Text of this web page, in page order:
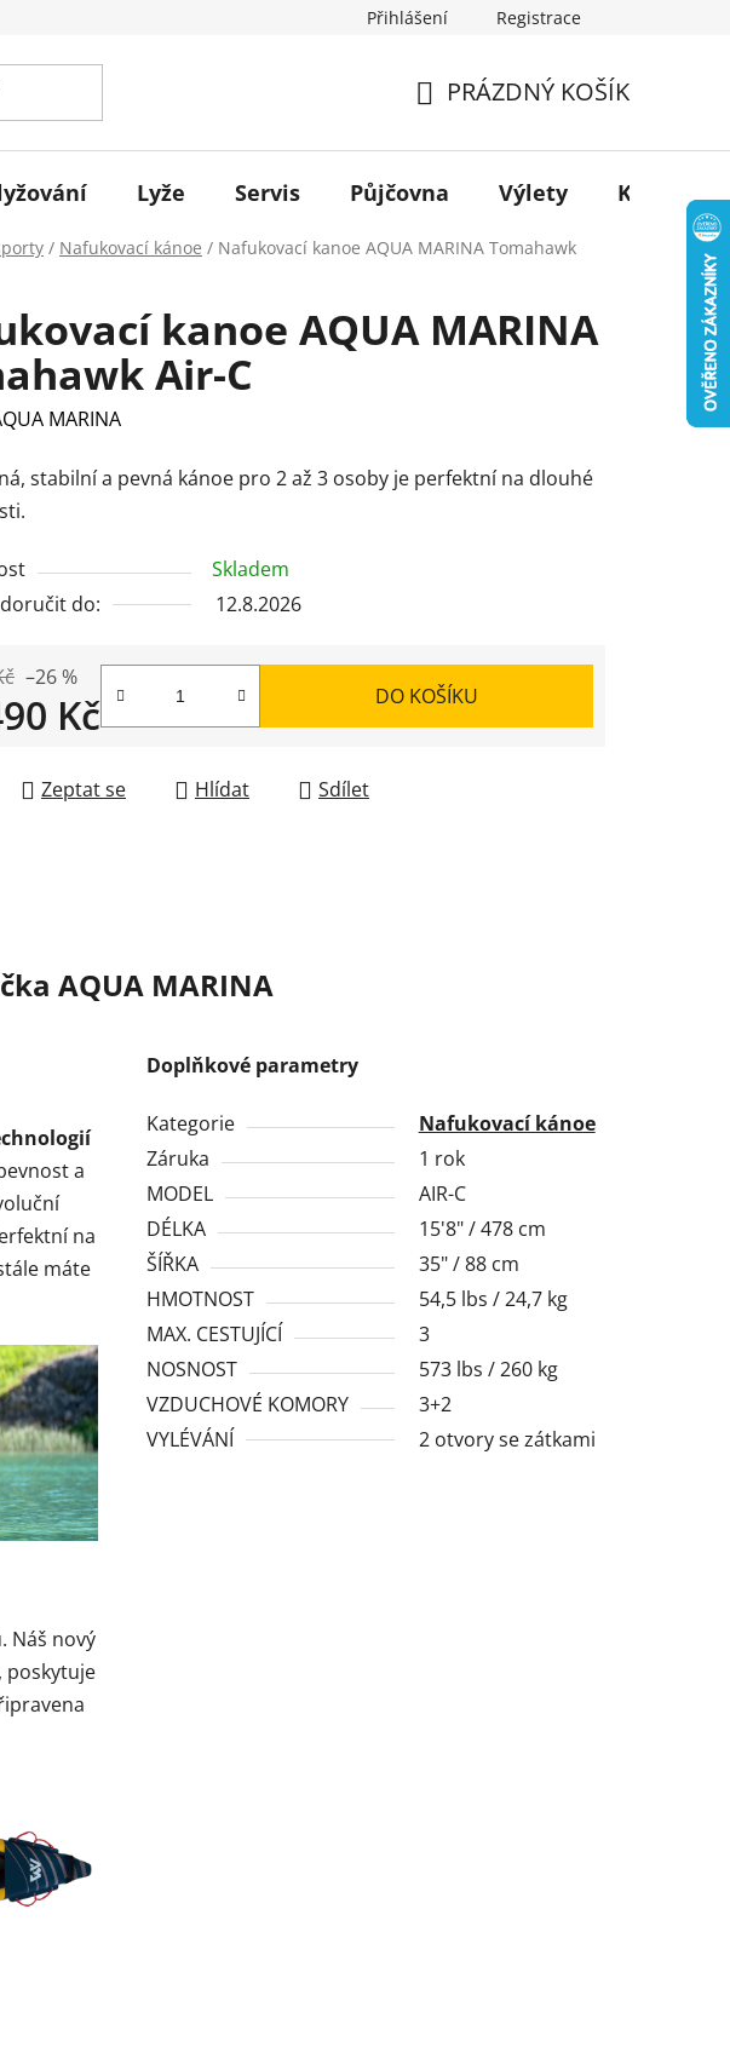
Přihlášení Registrace
KOŠÍK
PRÁZDNÝ KOŠÍK
Lyže Servis Půjčovna Výlety Kontakt
/ Nafukovací kánoe / Nafukovací kanoe AQUA MARINA Tomahawk
kanoe AQUA MARINA
Air-C
MARINA
stabilní a pevná kánoe pro 2 až 3 osoby je perfektní na dlouhé
Skladem
do:
12.8.2026
–26 %
Kč DO KOŠÍKU
Zeptat se Hlídat Sdílet
AQUA MARINA
a
na
máte
Náš nový
poskytuje
Doplňkové parametry
Kategorie
Nafukovací kánoe
Záruka
1 rok
MODEL
AIR-C
DÉLKA
15'8" / 478 cm
ŠÍŘKA
35" / 88 cm
HMOTNOST
54,5 lbs / 24,7 kg
MAX. CESTUJÍCÍ
3
NOSNOST
573 lbs / 260 kg
VZDUCHOVÉ KOMORY
3+2
VYLÉVÁNÍ
2 otvory se zátkami